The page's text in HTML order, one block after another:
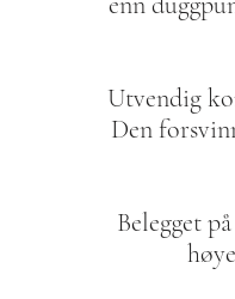
Utvendig
Den
Belegget